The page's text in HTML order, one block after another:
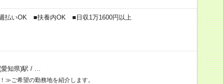
払いOK ■扶養内OK ■日収1万1600円以上
知県)駅 /
≫ご希望の勤務地を紹介します。